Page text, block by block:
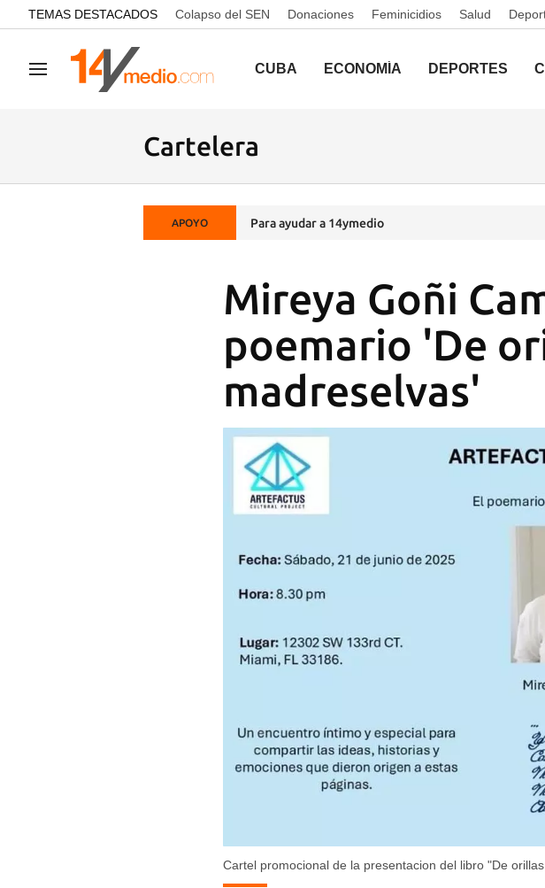
common.go-to-content
TEMAS DESTACADOS Colapso del SEN Donaciones Feminicidios Salud
Navegación CUBA ECONOMÍA DEPORTES
Cartelera
APOYO Para ayudar a 14ymedio
Mireya Goñi
poemario 'De
madreselvas'
Cartel promocional de la presentacion del libro "De